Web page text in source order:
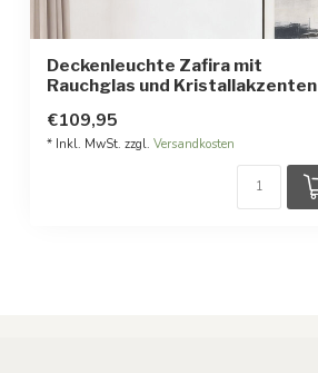
Deckenleuchte Zafira mit
Rauchglas und Kristallakzenten
€109,95
* Inkl. MwSt. zzgl. Versandkosten